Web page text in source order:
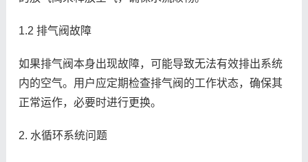
1.2 排气阀故障
如果排气阀本身出现故障，可能导致无法有效排出系统
内的空气。用户应定期检查排气阀的工作状态，确保其
正常运作，必要时进行更换。
2. 水循环系统问题